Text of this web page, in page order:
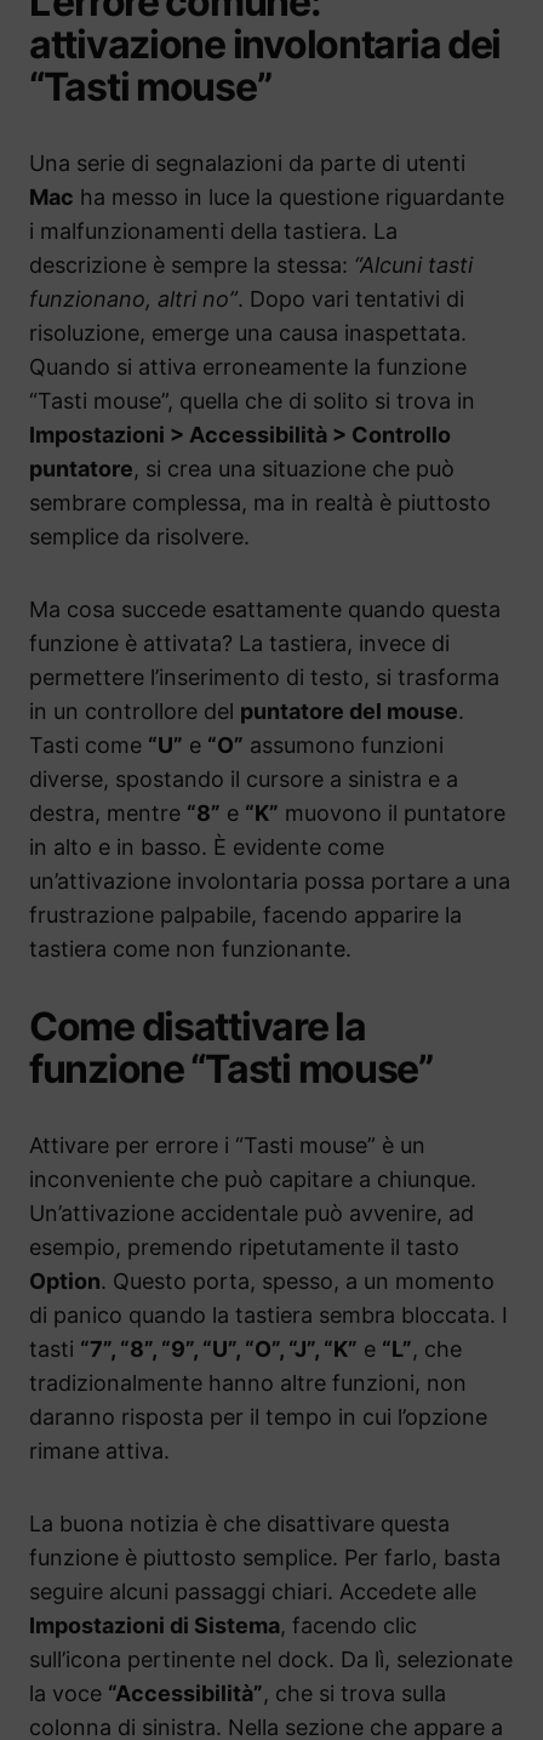
attivazione involontaria dei
“Tasti mouse”
Una serie di segnalazioni da parte di utenti
Mac ha messo in luce la questione riguardante
i malfunzionamenti della tastiera. La
descrizione è sempre la stessa: “Alcuni tasti
funzionano, altri no”. Dopo vari tentativi di
risoluzione, emerge una causa inaspettata.
Quando si attiva erroneamente la funzione
“Tasti mouse”, quella che di solito si trova in
Impostazioni > Accessibilità > Controllo
puntatore, si crea una situazione che può
sembrare complessa, ma in realtà è piuttosto
semplice da risolvere.
Ma cosa succede esattamente quando questa
funzione è attivata? La tastiera, invece di
permettere l’inserimento di testo, si trasforma
in un controllore del puntatore del mouse.
Tasti come “U” e “O” assumono funzioni
diverse, spostando il cursore a sinistra e a
destra, mentre “8” e “K” muovono il puntatore
in alto e in basso. È evidente come
un’attivazione involontaria possa portare a una
frustrazione palpabile, facendo apparire la
tastiera come non funzionante.
Come disattivare la
funzione “Tasti mouse”
Attivare per errore i “Tasti mouse” è un
inconveniente che può capitare a chiunque.
Un’attivazione accidentale può avvenire, ad
esempio, premendo ripetutamente il tasto
Option. Questo porta, spesso, a un momento
di panico quando la tastiera sembra bloccata. I
tasti “7”, “8”, “9”, “U”, “O”, “J”, “K” e “L”, che
tradizionalmente hanno altre funzioni, non
daranno risposta per il tempo in cui l’opzione
rimane attiva.
La buona notizia è che disattivare questa
funzione è piuttosto semplice. Per farlo, basta
seguire alcuni passaggi chiari. Accedete alle
Impostazioni di Sistema, facendo clic
sull’icona pertinente nel dock. Da lì, selezionate
la voce “Accessibilità”, che si trova sulla
colonna di sinistra. Nella sezione che appare a